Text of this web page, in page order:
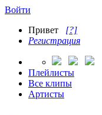
Войти
Привет [?]
Регистрация
Плейлисты
Все клипы
Артисты